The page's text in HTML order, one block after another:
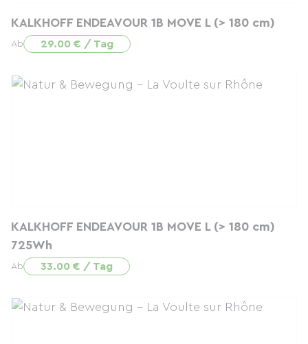
KALKHOFF ENDEAVOUR 1B MOVE L (> 180 cm)
Ab 29.00 € / Tag
KALKHOFF ENDEAVOUR 1B MOVE L (> 180 cm)
725Wh
Ab 33.00 € / Tag